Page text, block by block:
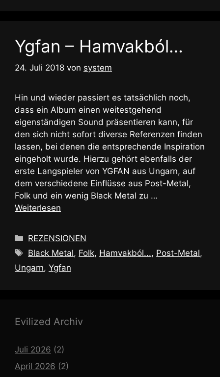
Ygfan – Hamvakból…
24. Juli 2018 von system
Hin und wieder passiert es tatsächlich noch,
dass ein Album einen weitestgehend
eigenständigen Sound präsentieren kann, für
den sich nicht sofort diverse Referenzen finden
lassen, bei denen die entsprechende Inspiration
eingeholt wurde. Hierzu gehört ebenfalls der
erste Langspieler von YGFAN aus Ungarn, auf
dem verschiedene Einflüsse aus Post-Metal,
Folk und ein wenig Black Metal zu …
Weiterlesen
Kategorien
REZENSIONEN
Schlagwörter
Black Metal, Folk, Hamvakból..., Post-Metal,
Ungarn, Ygfan
Evilized Archiv
Juli 2026 (2)
April 2026 (2)